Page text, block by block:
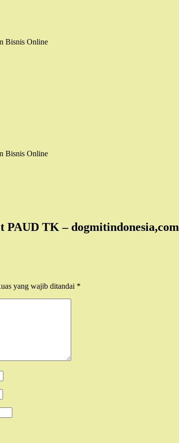
Bisnis Online
Bisnis Online
TK – dogmitindonesia,com
yang wajib ditandai *